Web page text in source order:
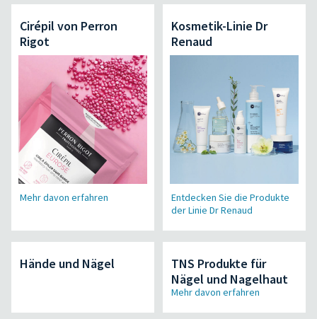
Cirépil von Perron
Rigot
Mehr davon erfahren
Kosmetik-Linie Dr
Renaud
Entdecken Sie die Produkte
der Linie Dr Renaud
Hände und Nägel
TNS Produkte für
Nägel und Nagelhaut
Mehr davon erfahren